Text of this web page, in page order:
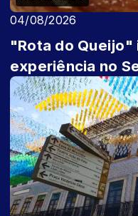
04/08/2026
"Rota do
experiência no